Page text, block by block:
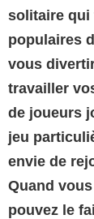
solitaire qui
populaires
vous
travailler
de joueurs
jeu
envie de
Quand
pouvez le